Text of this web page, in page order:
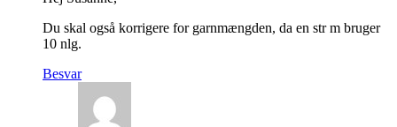
Du skal også korrigere for garnmængden, da en str m bruger
10 nlg.
Besvar